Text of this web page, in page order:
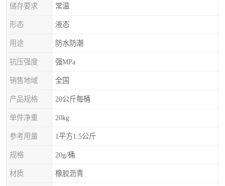
储存要求 常温
形态 液态
用途 防水防潮
抗压强度 强MPa
销售地域 全国
产品规格 20公斤每桶
单件净重 20kg
参考用量 1平方1.5公斤
规格 20g/桶
材质 橡胶沥青